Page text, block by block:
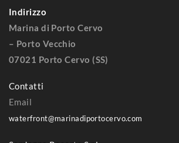
Indirizzo
Marina di Porto Cervo
– Porto Vecchio
07021 Porto Cervo (SS)
Contatti
Email
waterfront@marinadiportocervo.com